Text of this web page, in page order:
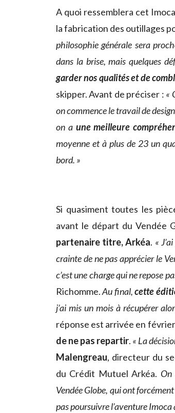
A quoi ressemblera cet
la fabrication des outillages
philosophie générale sera
dans la brise, mais quelques
garder nos qualités et de
skipper. Avant de préciser : «
oncommence le travail de
on a une meilleure
moyenne et à plus de 23 un
bord. »
Si quasiment toutes les
avant le départ du Vendée
partenaire titre, Arkéa. «
crainte de ne pas apprécier le
c’est une charge qui ne repose
Richomme.Au final,cette
j’ai mis un mois à récupérer
réponse est arrivée en
de ne pas repartir. « La
Malengreau, directeur du
du Crédit Mutuel Arkéa. On
Vendée Globe, qui ont
pas poursuivre l’aventure Imoca